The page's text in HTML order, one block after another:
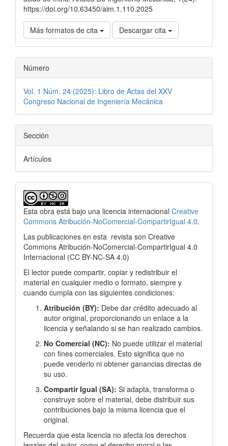
https://doi.org/10.63450/aim.1.110.2025
Más formatos de cita Descargar cita
Número
Vol. 1 Núm. 24 (2025): Libro de Actas del XXV
Congreso Nacional de Ingeniería Mecánica
Sección
Artículos
Esta obra está bajo una licencia internacional Creative
Commons Atribución-NoComercial-CompartirIgual 4.0.
Las publicaciones en esta revista son Creative
Commons Atribución-NoComercial-CompartirIgual 4.0
Internacional (CC BY-NC-SA 4.0)
El lector puede compartir, copiar y redistribuir el
material en cualquier medio o formato, siempre y
cuando cumpla con las siguientes condiciones:
Atribución (BY): Debe dar crédito adecuado al
autor original, proporcionando un enlace a la
licencia y señalando si se han realizado cambios.
No Comercial (NC): No puede utilizar el material
con fines comerciales. Esto significa que no
puede venderlo ni obtener ganancias directas de
su uso.
Compartir Igual (SA): Si adapta, transforma o
construye sobre el material, debe distribuir sus
contribuciones bajo la misma licencia que el
original.
Recuerda que esta licencia no afecta los derechos